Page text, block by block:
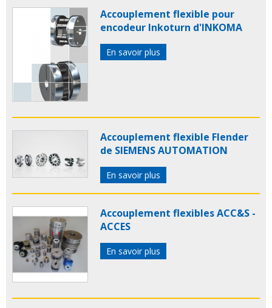
Accouplement flexible pour
encodeur Inkoturn d'INKOMA
En savoir plus
Accouplement flexible Flender
de SIEMENS AUTOMATION
En savoir plus
Accouplement flexibles ACC&S -
ACCES
En savoir plus